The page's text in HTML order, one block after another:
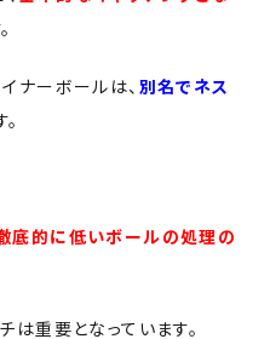
ナーボールは、 別名でネス
底的に低いボールの処理の
は重要となっています。